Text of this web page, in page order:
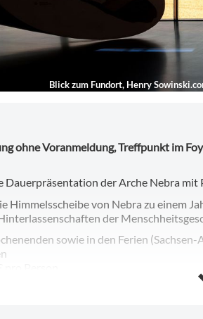
Blick zum Fundort, Henry
ohne Voranmeldung, Treffpunkt im
Dauerpräsentation der Arche Nebra
Himmelsscheibe von Nebra zu einem
der
sowie in den Ferien